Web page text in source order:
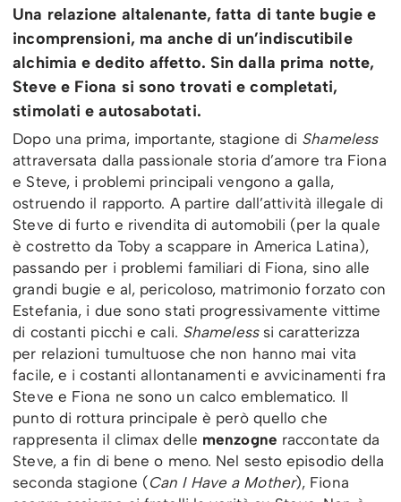
Una relazione altalenante, fatta di tante bugie e
incomprensioni, ma anche di un’indiscutibile
alchimia e dedito affetto. Sin dalla prima notte,
Steve e Fiona si sono trovati e completati,
stimolati e autosabotati.
Dopo una prima, importante, stagione di Shameless
attraversata dalla passionale storia d’amore tra Fiona
e Steve, i problemi principali vengono a galla,
ostruendo il rapporto. A partire dall’attività illegale di
Steve di furto e rivendita di automobili (per la quale
è costretto da Toby a scappare in America Latina),
passando per i problemi familiari di Fiona, sino alle
grandi bugie e al, pericoloso, matrimonio forzato con
Estefania, i due sono stati progressivamente vittime
di costanti picchi e cali. Shameless si caratterizza
per relazioni tumultuose che non hanno mai vita
facile, e i costanti allontanamenti e avvicinamenti fra
Steve e Fiona ne sono un calco emblematico. Il
punto di rottura principale è però quello che
rappresenta il climax delle menzogne raccontate da
Steve, a fin di bene o meno. Nel sesto episodio della
seconda stagione (Can I Have a Mother), Fiona